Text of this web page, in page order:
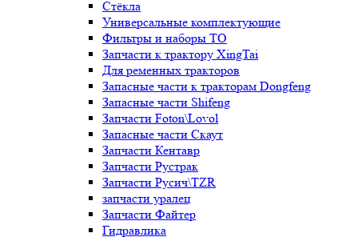
Стёкла
Универсальные комплектующие
Фильтры и наборы ТО
Запчасти к трактору XingTai
Для ременных тракторов
Запасные части к тракторам Dongfeng
Запасные части Shifeng
Запчасти Foton\Lovol
Запасные части Скаут
Запчасти Кентавр
Запчасти Рустрак
Запчасти Русич\TZR
запчасти уралец
Запчасти Файтер
Гидравлика